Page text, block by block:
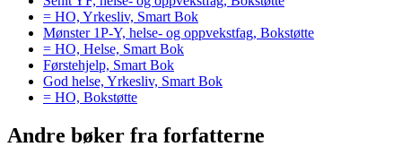
= HO, Yrkesliv, Smart Bok
Mønster 1P-Y, helse- og oppvekstfag, Bokstøtte
= HO, Helse, Smart Bok
Førstehjelp, Smart Bok
God helse, Yrkesliv, Smart Bok
= HO, Bokstøtte
Andre bøker fra forfatterne